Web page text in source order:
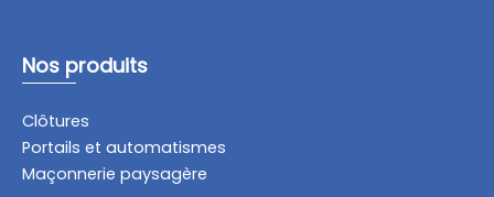
Nos produits
Clôtures
Portails et automatismes
Maçonnerie paysagère